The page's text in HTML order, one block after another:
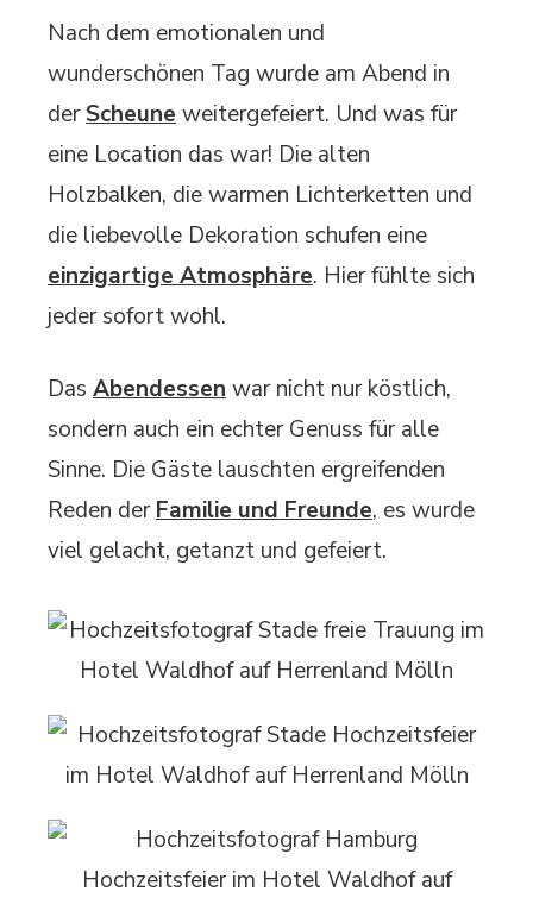
Nach dem emotionalen und
wunderschönen Tag wurde am Abend in
derScheuneweitergefeiert. Und was für
eine Location das war! Die alten
Holzbalken, die warmen Lichterketten und
die liebevolle Dekoration schufen eine
einzigartige Atmosphäre. Hier fühlte sich
jeder sofort wohl.
Das Abendessen war nicht nur köstlich,
sondern auch ein echter Genuss für alle
Sinne. Die Gäste lauschten ergreifenden
Reden derFamilie und Freunde, es wurde
viel gelacht, getanzt und gefeiert.